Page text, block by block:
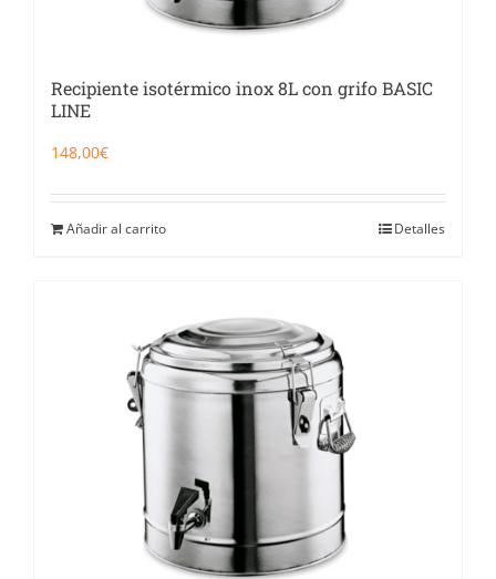
Recipiente isotérmico inox 8L con grifo BASIC
LINE
148,00€
Añadir al carrito Detalles